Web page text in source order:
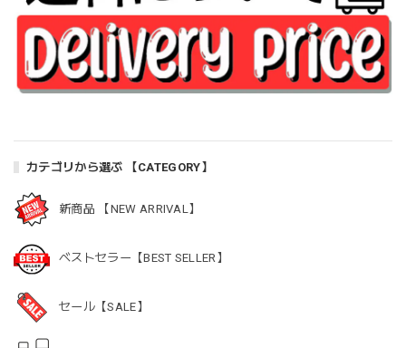
カテゴリから選ぶ 【CATEGORY】
新商品 【NEW ARRIVAL】
ベストセラー【BEST SELLER】
セール【SALE】